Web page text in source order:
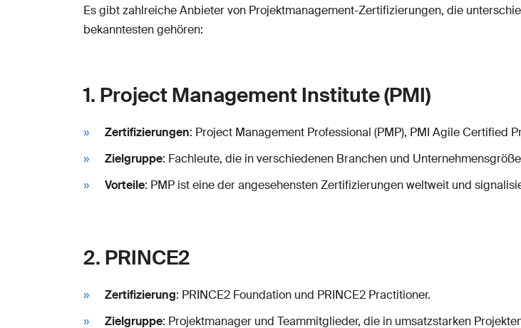
Es gibt zahlreiche Anbieter von Projektmanagement-Zertifizierungen, die
bekanntesten gehören:
1. Project Management Institute (PMI)
Zertifizierungen: Project Management Professional (PMP), PMI Agile Certified
Zielgruppe: Fachleute, die in verschiedenen Branchen und
Vorteile: PMP ist eine der angesehensten Zertifizierungen weltweit und
2. PRINCE2
Zertifizierung: PRINCE2 Foundation und PRINCE2 Practitioner.
Zielgruppe: Projektmanager und Teammitglieder, die in umsatzstarken